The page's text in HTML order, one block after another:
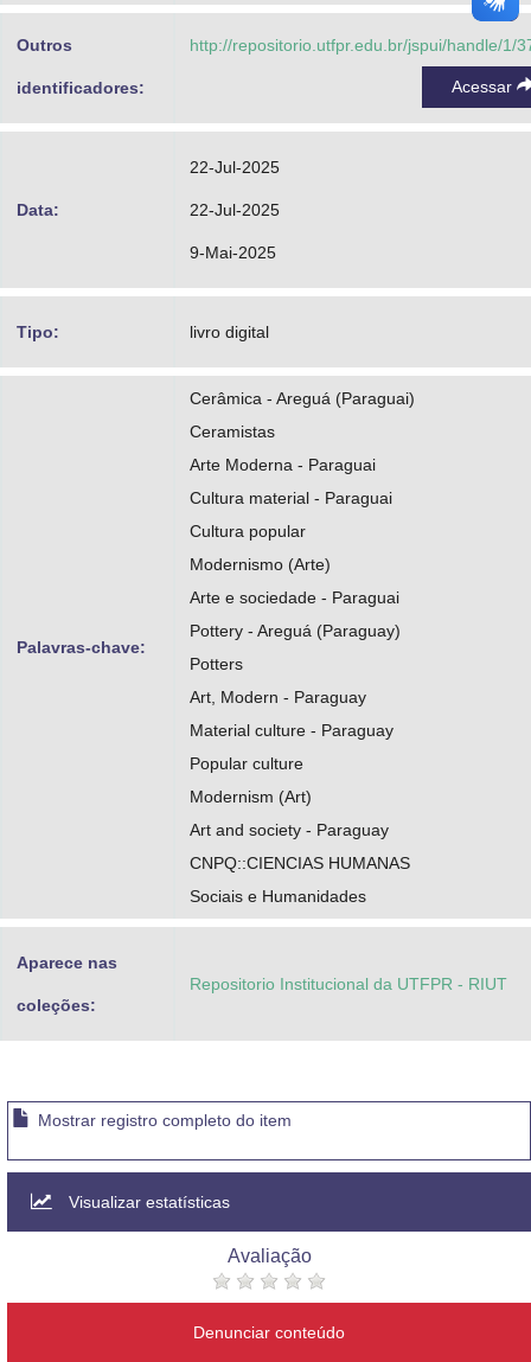
http://lattes.cnpq.br/2110123354319236
Myczkowski, Rafael Schultz
https://orcid.org/0000-0002-7747-1252
http://lattes.cnpq.br/0011219817945756
Corrêa, Ronaldo de Oliveira
https://orcid.org/0000-0003-1894-1944
Outros
identificadores:
http://repositorio.utfpr.edu.br/jspui/handle/1/
Acessar
Data:
22-Jul-2025
22-Jul-2025
9-Mai-2025
Tipo: livro digital
Palavras-chave:
Cerâmica - Areguá (Paraguai)
Ceramistas
Arte Moderna - Paraguai
Cultura material - Paraguai
Cultura popular
Modernismo (Arte)
Arte e sociedade - Paraguai
Pottery - Areguá (Paraguay)
Potters
Art, Modern - Paraguay
Material culture - Paraguay
Popular culture
Modernism (Art)
Art and society - Paraguay
CNPQ::CIENCIAS HUMANAS
Sociais e Humanidades
Aparece nas
coleções:
Repositorio Institucional da UTFPR - RIUT
Mostrar registro completo do item
Visualizar estatísticas
Avaliação
Denunciar conteúdo